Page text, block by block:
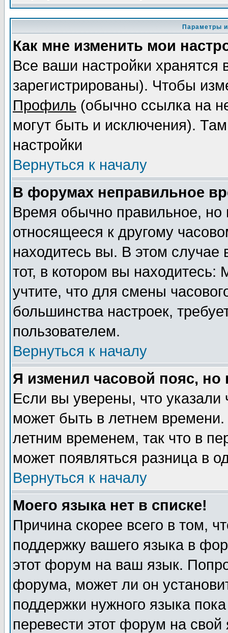
Параметры
Как мне изменить мои
Все ваши настройки
зарегистрированы). Чтобы
Профиль (обычно ссылка на
могут быть и исключения).
настройки
Вернуться к началу
В форумах неправильное
Время обычно правильное,
относящееся к другому
находитесь вы. В этом
тот, в котором вы
учтите, что для смены
большинства настроек,
пользователем.
Вернуться к началу
Я изменил часовой пояс,
Если вы уверены, что указали
может быть в летнем
летним временем, так что в
может появляться разница в
Вернуться к началу
Моего языка нет в списке!
Причина скорее всего в том,
поддержку вашего языка в
этот форум на ваш язык.
форума, может ли он
поддержки нужного языка
перевести этот форум на